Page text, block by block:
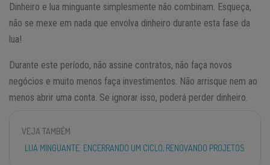
Dinheiro e lua minguante simplesmente não combinam. Esqueça,
não se mexe em nada que envolva dinheiro durante esta fase da
lua!
Durante este período, não assine contratos, não faça novos
negócios e muito menos faça investimentos. Não arrisque nem ao
menos abrir uma conta. Se ignorar isso, poderá perder dinheiro.
VEJA TAMBÉM
LUA MINGUANTE: ENCERRANDO UM CICLO, RENOVANDO PROJETOS